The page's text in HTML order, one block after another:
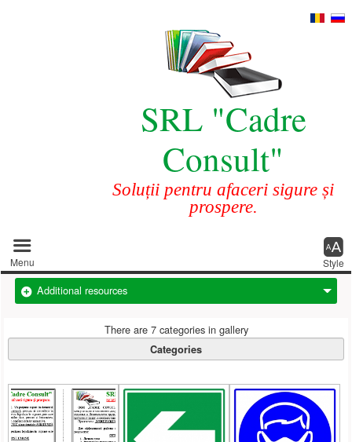
SRL "Cadre
Consult"
Soluții pentru afaceri sigure și
prospere.
Main menu
Menu Style
Additional resources
There are 7 categories in gallery
Categories